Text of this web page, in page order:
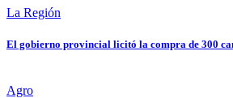
La Región
El gobierno provincial licitó la compra de 300
Agro